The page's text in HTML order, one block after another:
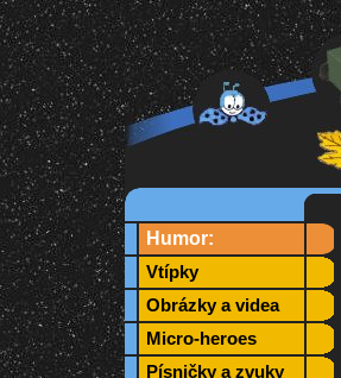
Humor:
Vtípky
Obrázky a videa
Micro-heroes
Písničky a zvuky